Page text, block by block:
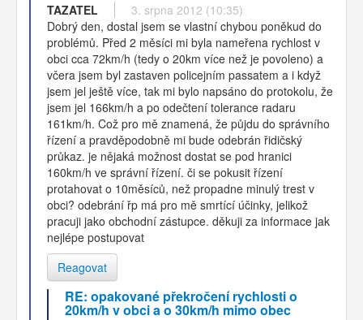
TAZATEL
3. srpna 2012 (10:35)
Dobrý den, dostal jsem se vlastní chybou poněkud do
problémů. Před 2 měsíci mi byla nameřena rychlost v
obci cca 72km/h (tedy o 20km více než je povoleno) a
včera jsem byl zastaven policejním passatem a i když
jsem jel ještě více, tak mi bylo napsáno do protokolu, že
jsem jel 166km/h a po odečtení tolerance radaru
161km/h. Což pro mě znamená, že půjdu do správního
řízení a pravděpodobně mi bude odebrán řidičský
průkaz. je nějaká možnost dostat se pod hranici
160km/h ve správní řízení. či se pokusit řízení
protahovat o 10měsíců, než propadne minulý trest v
obci? odebrání řp má pro mě smrtící účinky, jelikož
pracuji jako obchodní zástupce. děkuji za informace jak
nejlépe postupovat
Reagovat
RE: opakované překročení rychlosti o
20km/h v obci a o 30km/h mimo obec